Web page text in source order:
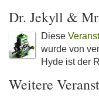
Dr. Jekyll &
Diese
wurde von
Hyde ist der
Weitere